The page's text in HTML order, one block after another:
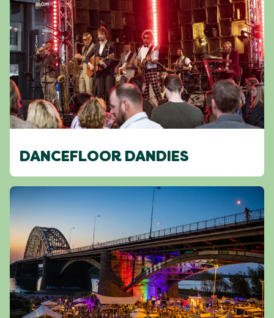
DANCEFLOOR DANDIES